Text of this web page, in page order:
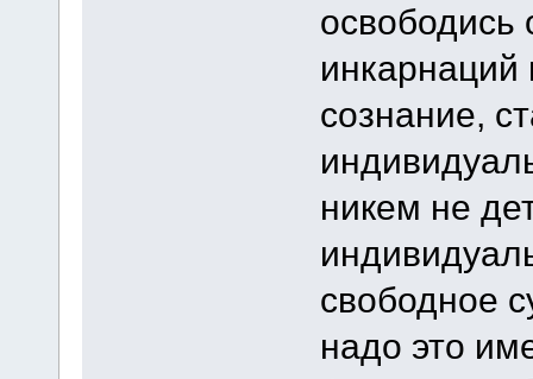
освободись
инкарнаций
сознание,
никем не
свободное
надо это